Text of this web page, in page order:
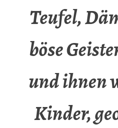
Teufel,
böse
und ihnen
Kinder,